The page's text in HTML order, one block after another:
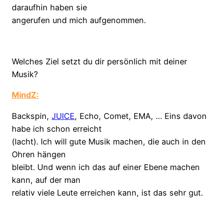
daraufhin haben sie
angerufen und mich aufgenommen.
Welches Ziel setzt du dir persönlich mit deiner
Musik?
MindZ:
Backspin, JUICE, Echo, Comet, EMA, … Eins davon
habe ich schon erreicht
(lacht). Ich will gute Musik machen, die auch in den
Ohren hängen
bleibt. Und wenn ich das auf einer Ebene machen
kann, auf der man
relativ viele Leute erreichen kann, ist das sehr gut.